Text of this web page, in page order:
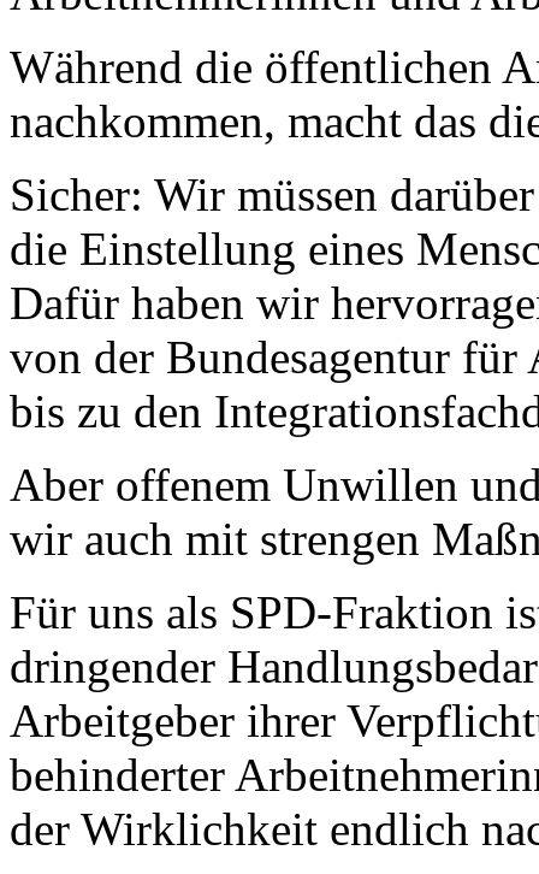
Während die öffentlichen
nachkommen, macht das
Sicher: Wir müssen
die Einstellung eines
Dafür haben wir
von der Bundesagentur
bis zu den
Aber offenem Unwillen
wir auch mit strengen
Für uns als SPD-Fraktion
dringender
Arbeitgeber ihrer
behinderter
der Wirklichkeit endlich